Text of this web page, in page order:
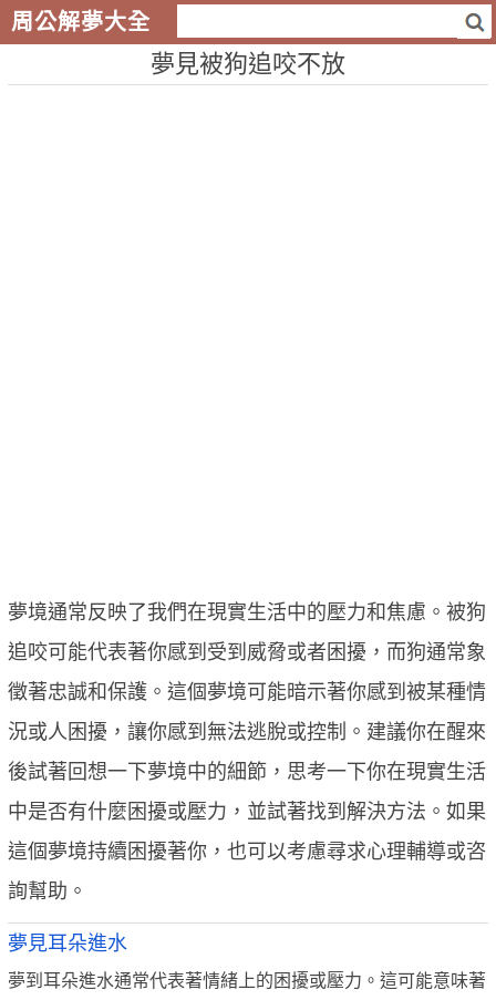
周公解夢大全
夢見被狗追咬不放
夢境通常反映了我們在現實生活中的壓力和焦慮。被狗
追咬可能代表著你感到受到威脅或者困擾，而狗通常象
徵著忠誠和保護。這個夢境可能暗示著你感到被某種情
況或人困擾，讓你感到無法逃脫或控制。建議你在醒來
後試著回想一下夢境中的細節，思考一下你在現實生活
中是否有什麼困擾或壓力，並試著找到解決方法。如果
這個夢境持續困擾著你，也可以考慮尋求心理輔導或咨
詢幫助。
夢見耳朵進水
夢到耳朵進水通常代表著情緒上的困擾或壓力。這可能意味著